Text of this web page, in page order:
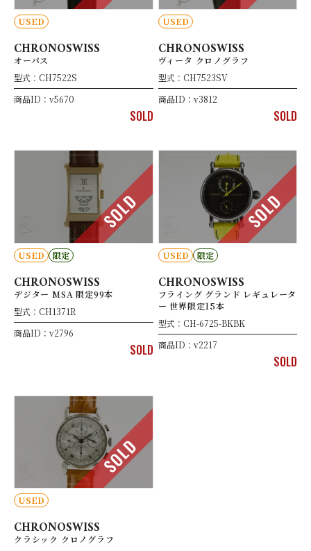
USED
CHRONOSWISS
オーパス
型式：CH7522S
商品ID：v5670
SOLD
USED
CHRONOSWISS
ヴィータ クロノグラフ
型式：CH7523SV
商品ID：v3812
SOLD
SOLD
USED 限定
CHRONOSWISS
デジター MSA 限定99本
型式：CH1371R
商品ID：v2796
SOLD
SOLD
USED 限定
CHRONOSWISS
フライング グランド レギュレータ
ー 世界限定15本
型式：CH-6725-BKBK
商品ID：v2217
SOLD
SOLD
USED
CHRONOSWISS
クラシック クロノグラフ